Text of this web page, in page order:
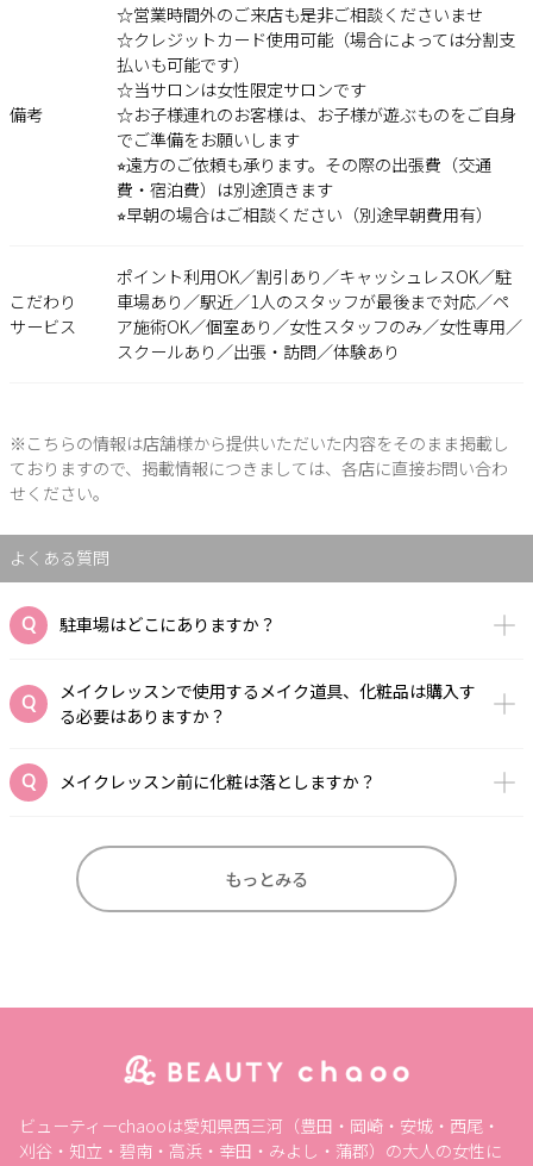
備考
☆営業時間外のご来店も是非ご相談くださいませ
☆クレジットカード使用可能（場合によっては分割支
払いも可能です）
☆当サロンは女性限定サロンです
☆お子様連れのお客様は、お子様が遊ぶものをご自身
でご準備をお願いします
⭐︎遠方のご依頼も承ります。その際の出張費（交通
費・宿泊費）は別途頂きます
⭐︎早朝の場合はご相談ください（別途早朝費用有）
こだわり
サービス
ポイント利用OK／割引あり／キャッシュレスOK／駐
車場あり／駅近／1人のスタッフが最後まで対応／ペ
ア施術OK／個室あり／女性スタッフのみ／女性専用／
スクールあり／出張・訪問／体験あり
※こちらの情報は店舗様から提供いただいた内容をそのまま掲載し
ておりますので、掲載情報につきましては、各店に直接お問い合わ
せください。
よくある質問
駐車場はどこにありますか？
メイクレッスンで使用するメイク道具、化粧品は購入す
る必要はありますか？
メイクレッスン前に化粧は落としますか？
もっとみる
ビューティーchaooは愛知県西三河（豊田・岡崎・安城・西尾・
刈谷・知立・碧南・高浜・幸田・みよし・蒲郡）の大人の女性に